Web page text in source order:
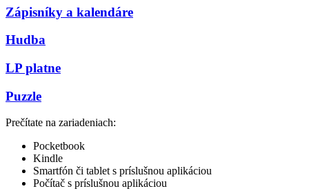
Zápisníky a kalendáre
Hudba
LP platne
Puzzle
Prečítate na zariadeniach:
Pocketbook
Kindle
Smartfón či tablet s príslušnou aplikáciou
Počítač s príslušnou aplikáciou